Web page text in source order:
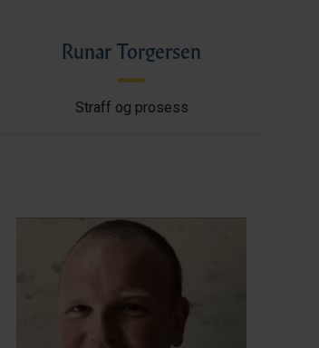
Runar Torgersen
Straff og prosess